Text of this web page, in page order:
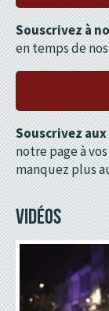
Souscrivez à
en temps de
Souscrivez
notre page à
manquez plus
VIDÉOS